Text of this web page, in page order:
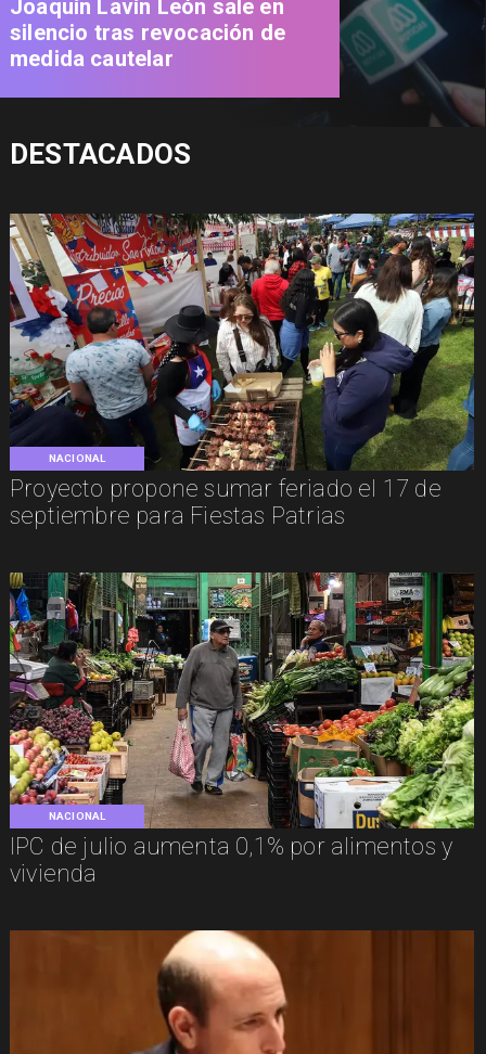
NACIONAL
Proyecto propone sumar feriado el 17 de
septiembre para Fiestas Patrias
NACIONAL
IPC de julio aumenta 0,1% por alimentos y
vivienda
Joaquín Lavín León sale en
silencio tras revocación de
medida cautelar
DESTACADOS